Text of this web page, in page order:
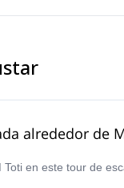
alrededor de
en este tour de